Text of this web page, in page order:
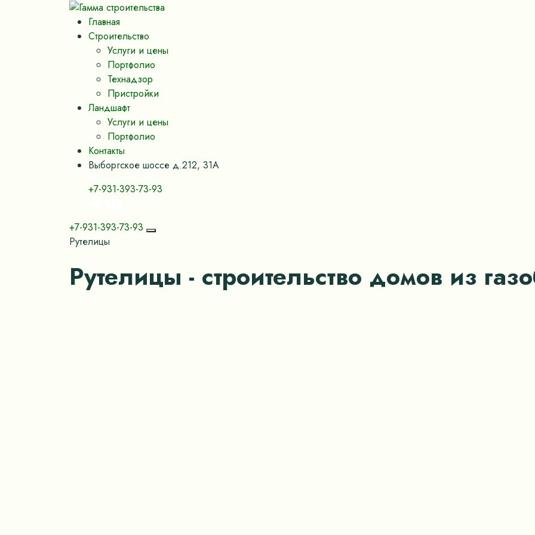
Главная
Строительство
Услуги и цены
Портфолио
Технадзор
Пристройки
Ландшафт
Услуги и цены
Портфолио
Контакты
Выборгское шоссе д.212, 31А
+7-931-393-73-93
+7-931-393-73-93
Рутелицы
Рутелицы - строительство домов из